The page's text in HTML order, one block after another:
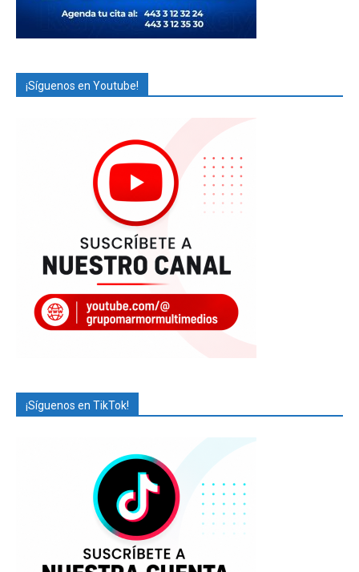
¡Síguenos en Youtube!
¡Síguenos en TikTok!